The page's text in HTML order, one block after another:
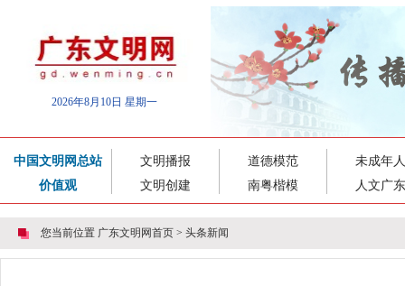
2026年8月10日 星期一
中国文明网总站
价值观
文明播报
文明创建
道德模范
南粤楷模
未成年人
人文广东
您当前位置 广东文明网首页 > 头条新闻